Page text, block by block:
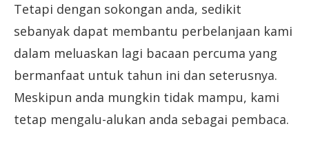
Tetapi dengan sokongan anda, sedikit
sebanyak dapat membantu perbelanjaan kami
dalam meluaskan lagi bacaan percuma yang
bermanfaat untuk tahun ini dan seterusnya.
Meskipun anda mungkin tidak mampu, kami
tetap mengalu-alukan anda sebagai pembaca.